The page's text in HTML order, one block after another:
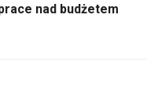
nad budżetem